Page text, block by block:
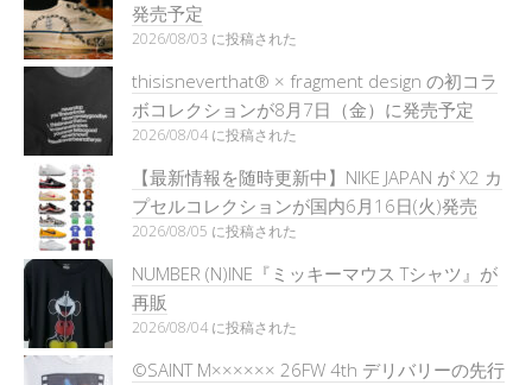
発売予定
2026/08/03 に投稿された
thisisneverthat® × fragment design の初コラ
ボコレクションが8月7日（金）に発売予定
2026/08/04 に投稿された
【最新情報を随時更新中】NIKE JAPAN が X2 カ
プセルコレクションが国内6月16日(火)発売
2026/08/05 に投稿された
NUMBER (N)INE『ミッキーマウス Tシャツ』が
再販
2026/08/04 に投稿された
©SAINT M×××××× 26FW 4th デリバリーの先行